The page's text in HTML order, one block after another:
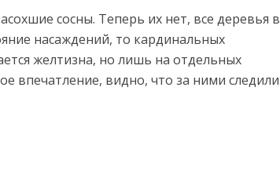
сосны. Теперь их нет, все деревья в
насаждений, то кардинальных
желтизна, но лишь на отдельных
впечатление, видно, что за ними следили